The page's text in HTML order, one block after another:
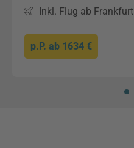
Inkl. Flug ab Frankfurt
p.P. ab 1634 €